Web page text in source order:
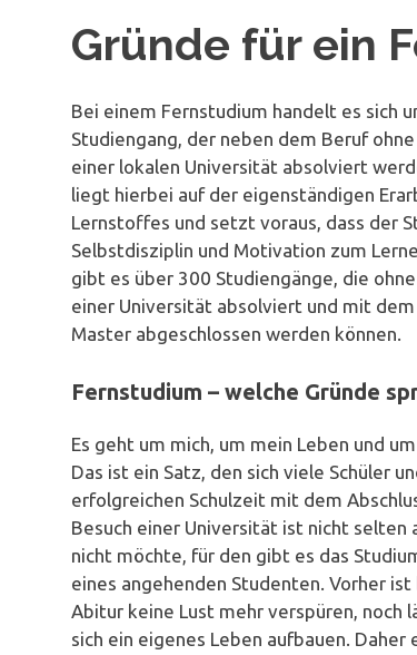
Gründe für ein
Bei einem Fernstudium handelt es sich
Studiengang, der neben dem Beruf
einer lokalen Universität absolviert
liegt hierbei auf der eigenständigen
Lernstoffes und setzt voraus, dass der
Selbstdisziplin und Motivation zum
gibt es über 300 Studiengänge, die
einer Universität absolviert und mit
Master abgeschlossen werden können.
Fernstudium – welche Gründe
Es geht um mich, um mein Leben und
Das ist ein Satz, den sich viele Schüler
erfolgreichen Schulzeit mit dem
Besuch einer Universität ist nicht selten
nicht möchte, für den gibt es das
eines angehenden Studenten. Vorher
Abitur keine Lust mehr verspüren, noch
sich ein eigenes Leben aufbauen.